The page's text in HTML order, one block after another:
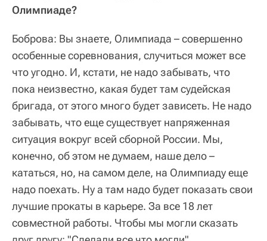
Олимпиаде?
Боброва: Вы знаете, Олимпиада – совершенно
особенные соревнования, случиться может все
что угодно. И, кстати, не надо забывать, что
пока неизвестно, какая будет там судейская
бригада, от этого много будет зависеть. Не надо
забывать, что еще существует напряженная
ситуация вокруг всей сборной России. Мы,
конечно, об этом не думаем, наше дело –
кататься, но, на самом деле, на Олимпиаду еще
надо поехать. Ну а там надо будет показать свои
лучшие прокаты в карьере. За все 18 лет
совместной работы. Чтобы мы могли сказать